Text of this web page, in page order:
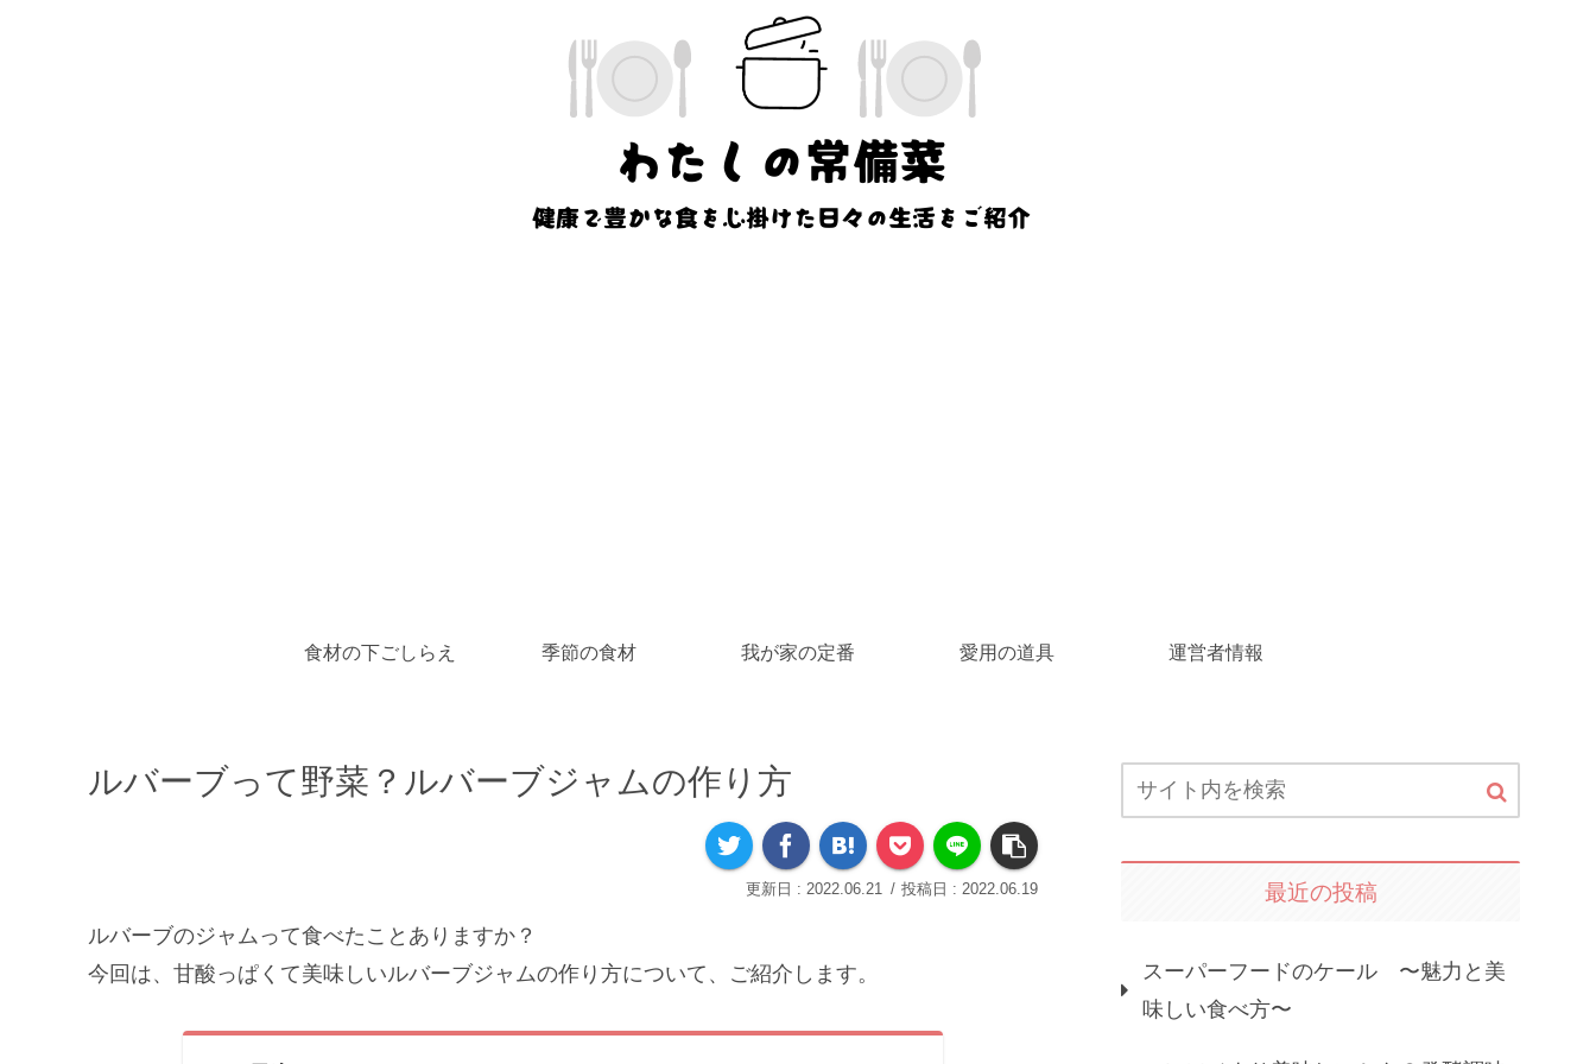
食材の下ごしらえ 季節の食材 我が家の定番 愛用の道具 運営者情報
ルバーブって野菜？ルバーブジャムの作り方
2022.06.21 2022.06.19
ルバーブのジャムって食べたことありますか？
今回は、甘酸っぱくて美味しいルバーブジャムの作り方について、ご紹介します。
最近の投稿
スーパーフードのケール 〜魅力と美
味しい食べ方〜